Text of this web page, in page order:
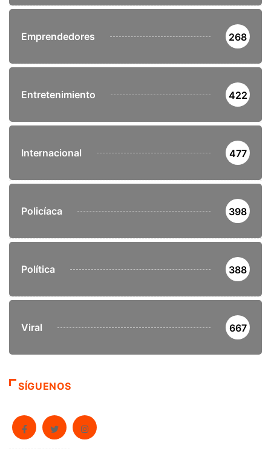
Emprendedores 268
Entretenimiento 422
Internacional 477
Policíaca 398
Política 388
Viral 667
SÍGUENOS